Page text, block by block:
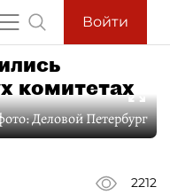
Войти
комитетах
Деловой Петербург
2212